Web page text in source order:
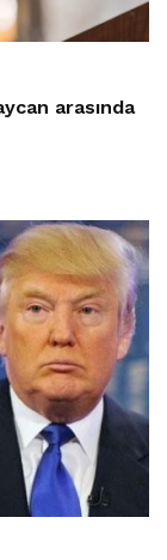
arasında